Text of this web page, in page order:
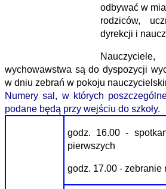
odbywać w
rodziców,
dyrekcji i
wychowawstwa są do dyspozycji
w dniu zebrań w pokoju
Numery sal, w których
podane będą przy wejściu do szkoły.
godz. 16.00 -
pierwszych
godz. 17.00 -